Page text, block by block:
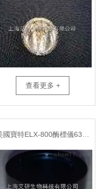
查看更多 +